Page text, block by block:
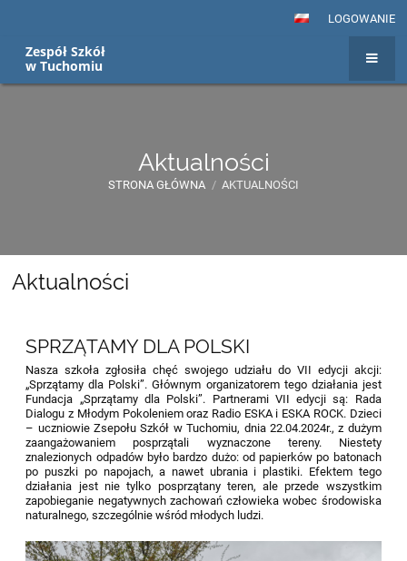
LOGOWANIE
Zespół Szkół
w Tuchomiu
Aktualności
STRONA GŁÓWNA / AKTUALNOŚCI
Aktualności
Aktualności
SPRZĄTAMY DLA POLSKI
Nasza szkoła zgłosiła chęć swojego udziału do VII edycji akcji:
„Sprzątamy dla Polski”. Głównym organizatorem tego działania jest
Fundacja „Sprzątamy dla Polski”. Partnerami VII edycji są: Rada
Dialogu z Młodym Pokoleniem oraz Radio ESKA i ESKA ROCK. Dzieci
– uczniowie Zsepołu Szkół w Tuchomiu, dnia 22.04.2024r., z dużym
zaangażowaniem posprzątali wyznaczone tereny. Niestety
znalezionych odpadów było bardzo dużo: od papierków po batonach
po puszki po napojach, a nawet ubrania i plastiki. Efektem tego
działania jest nie tylko posprzątany teren, ale przede wszystkim
zapobieganie negatywnych zachowań człowieka wobec środowiska
naturalnego, szczególnie wśród młodych ludzi.